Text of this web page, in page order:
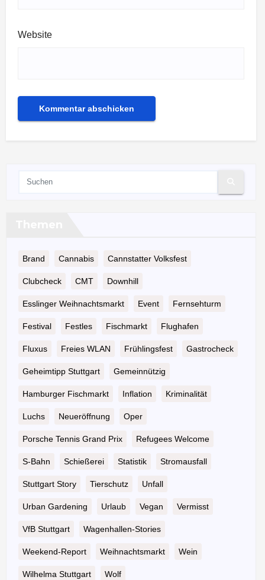
Website
Brand Cannabis Cannstatter Volksfest
Clubcheck CMT Downhill
Esslinger Weihnachtsmarkt Event Fernsehturm
Festival Festles Fischmarkt Flughafen
Fluxus Freies WLAN Frühlingsfest Gastrocheck
Geheimtipp Stuttgart Gemeinnützig
Hamburger Fischmarkt Inflation Kriminalität
Luchs Neueröffnung Oper
Porsche Tennis Grand Prix Refugees Welcome
S-Bahn Schießerei Statistik Stromausfall
Stuttgart Story Tierschutz Unfall
Urban Gardening Urlaub Vegan Vermisst
VfB Stuttgart Wagenhallen-Stories
Weekend-Report Weihnachtsmarkt Wein
Wilhelma Stuttgart Wolf